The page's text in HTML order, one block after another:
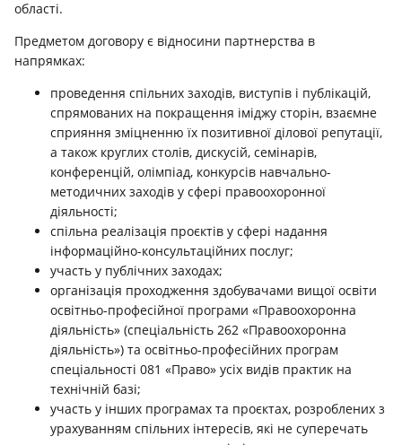
області.
Предметом договору є відносини партнерства в
напрямках:
проведення спільних заходів, виступів і публікацій,
спрямованих на покращення іміджу сторін, взаємне
сприяння зміцненню їх позитивної ділової репутації,
а також круглих столів, дискусій, семінарів,
конференцій, олімпіад, конкурсів навчально-
методичних заходів у сфері правоохоронної
діяльності;
спільна реалізація проєктів у сфері надання
інформаційно-консультаційних послуг;
участь у публічних заходах;
організація проходження здобувачами вищої освіти
освітньо-професійної програми «Правоохоронна
діяльність» (спеціальність 262 «Правоохоронна
діяльність») та освітньо-професійних програм
спеціальності 081 «Право» усіх видів практик на
технічній базі;
участь у інших програмах та проєктах, розроблених з
урахуванням спільних інтересів, які не суперечать